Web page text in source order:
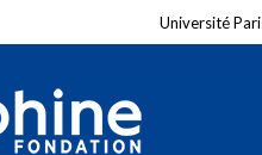
Université